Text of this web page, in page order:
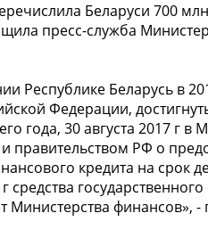
Беларуси 700
пресс-служба
Республике Беларусь в
Федерации,
года, 30 августа 2017 г в
правительством РФ о
кредита на срок
средства
финансов», -